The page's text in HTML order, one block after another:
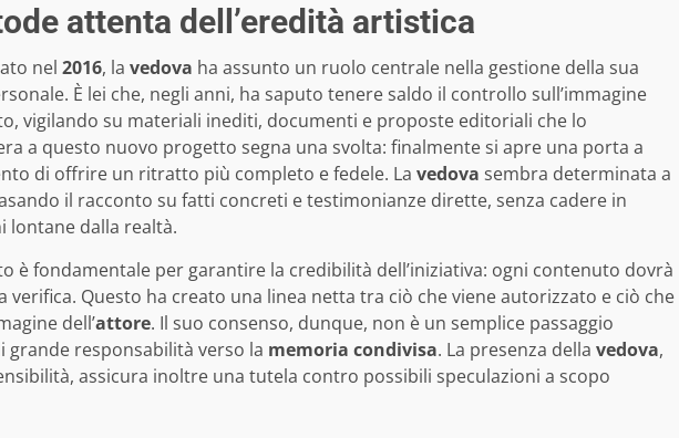
attenta dell’eredità artistica
nel 2016, la vedova ha assunto un ruolo centrale nella gestione della sua
È lei che, negli anni, ha saputo tenere saldo il controllo sull’immagine
vigilando su materiali inediti, documenti e proposte editoriali che lo
a questo nuovo progetto segna una svolta: finalmente si apre una porta a
di offrire un ritratto più completo e fedele. La vedova sembra determinata a
il racconto su fatti concreti e testimonianze dirette, senza cadere in
lontane dalla realtà.
è fondamentale per garantire la credibilità dell’iniziativa: ogni contenuto dovrà
verifica. Questo ha creato una linea netta tra ciò che viene autorizzato e ciò che
dell’attore. Il suo consenso, dunque, non è un semplice passaggio
responsabilità verso la memoria condivisa. La presenza della vedova,
assicura inoltre una tutela contro possibili speculazioni a scopo